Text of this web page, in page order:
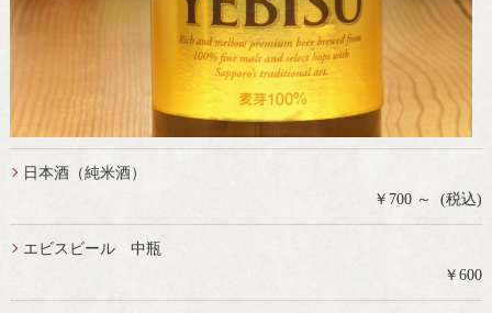
日本酒（純米酒）
￥700 ～ (税込)
エビスビール 中瓶
￥600